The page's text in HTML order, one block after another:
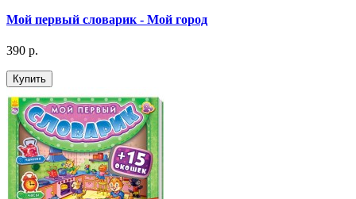
Мой первый словарик - Мой город
390 р.
Купить